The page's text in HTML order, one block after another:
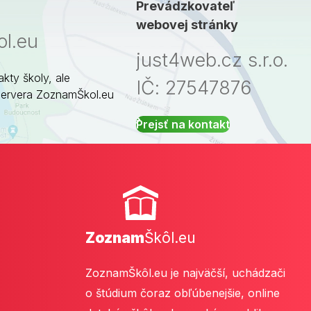
školy, ale
ZoznamŠkol.eu
Prevádzkovateľ
webovej stránky
just4web.cz s.r.o.
IČ: 27547876
Prejsť na kontakt
ZoznamŠkôl.eu
ZoznamŠkôl.eu je najväčší, uchádzači
o štúdium čoraz obľúbenejšie, online